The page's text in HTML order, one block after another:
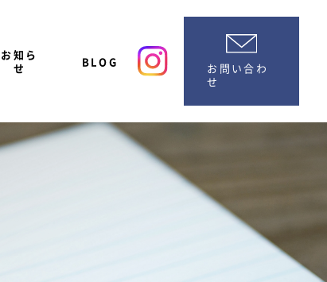
お知ら
せ
BLOG
お問い合わ
せ